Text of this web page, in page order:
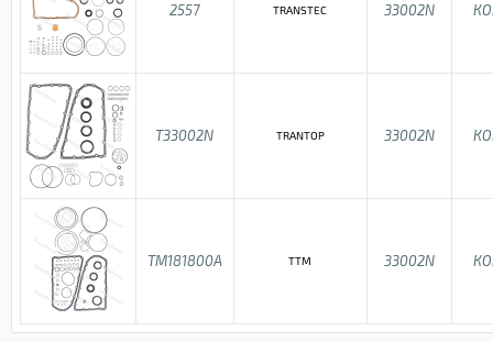
2557 TRANSTEC 33002N
T33002N TRANTOP 33002N
TM181800A TTM 33002N